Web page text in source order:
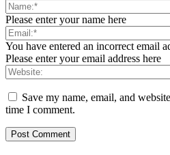
Please enter your name here
You have entered an incorrect email
Please enter your email address here
Save my name, email, and
time I comment.